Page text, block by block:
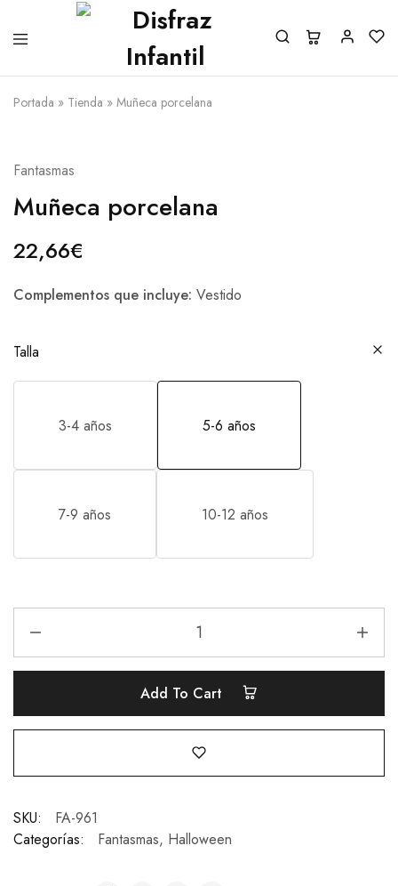
Portada » Tienda » Muñeca porcelana
Fantasmas
Muñeca porcelana
22,66€
Complementos que incluye: Vestido
Talla
3-4 años 5-6 años
7-9 años 10-12 años
Add To Cart
SKU:
FA-961
Categorías:
Fantasmas, Halloween